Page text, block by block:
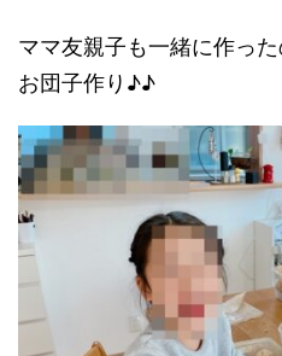
ママ友親子も一緒に作っ
お団子作り♪♪